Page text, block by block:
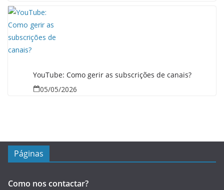
YouTube: Como gerir as subscrições de canais?
05/05/2026
Páginas
Como nos contactar?